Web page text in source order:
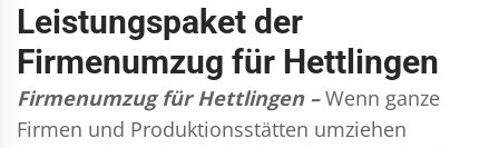
Leistungspaket der
Firmenumzug für Hettlingen
Firmenumzug für Hettlingen – Wenn ganze
Firmen und Produktionsstätten umziehen